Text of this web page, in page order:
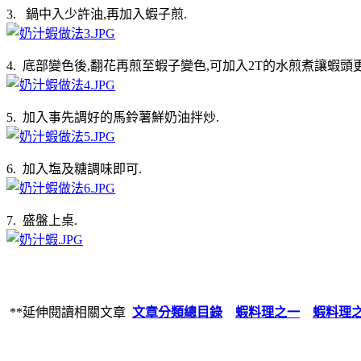
3. 鍋中入少許油,再加入蝦子煎.
4. 底部變色後,翻花再煎至蝦子變色,可加入2T的水煎煮讓蝦頭
5. 加入事先調好的馬鈴薯鮮奶油拌炒.
6. 加入塩及糖調味即可.
7. 盛盤上桌.
**延伸閱讀相關文章 文章分類總目錄 蝦料理之一 蝦料理